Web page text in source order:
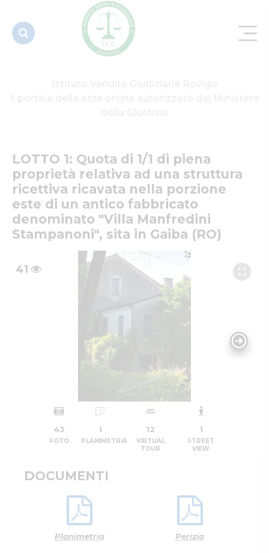
struttura
ricettiva...
LOTTO 1: Quota di 1/1 di piena
proprietà relativa ad una struttura
ricettiva ricavata nella porzione
este di un antico fabbricato
denominato "Villa Manfredini
Stampanoni", sita in Gaiba (RO)
41
43
FOTO
1
PLANIMETRIA
12
VIRTUAL
TOUR
1
STREET
VIEW
DOCUMENTI
Planimetria Perizia